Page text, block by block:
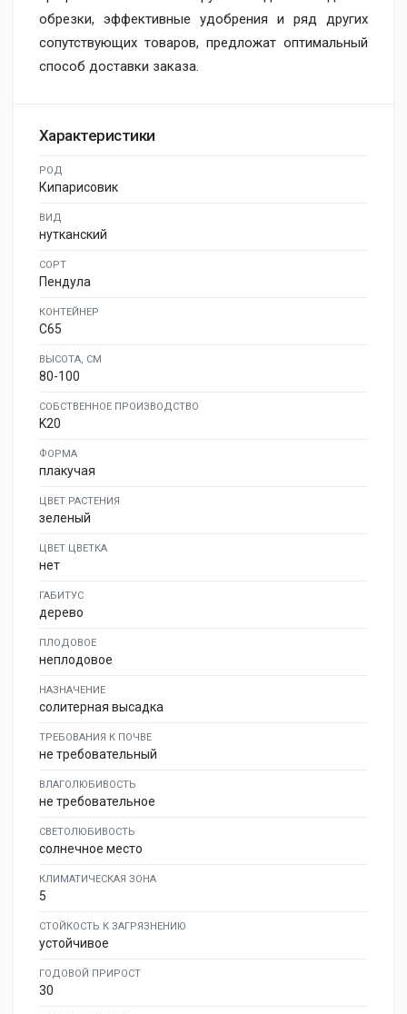
обрезки, эффективные удобрения и ряд других
сопутствующих товаров, предложат оптимальный
способ доставки заказа.
Характеристики
РОД
Кипарисовик
ВИД
нутканский
СОРТ
Пендула
КОНТЕЙНЕР
C65
ВЫСОТА, СМ
80-100
СОБСТВЕННОЕ ПРОИЗВОДСТВО
K20
ФОРМА
плакучая
ЦВЕТ РАСТЕНИЯ
зеленый
ЦВЕТ ЦВЕТКА
нет
ГАБИТУС
дерево
ПЛОДОВОЕ
неплодовое
НАЗНАЧЕНИЕ
солитерная высадка
ТРЕБОВАНИЯ К ПОЧВЕ
не требовательный
ВЛАГОЛЮБИВОСТЬ
не требовательное
СВЕТОЛЮБИВОСТЬ
солнечное место
КЛИМАТИЧЕСКАЯ ЗОНА
5
СТОЙКОСТЬ К ЗАГРЯЗНЕНИЮ
устойчивое
ГОДОВОЙ ПРИРОСТ
30